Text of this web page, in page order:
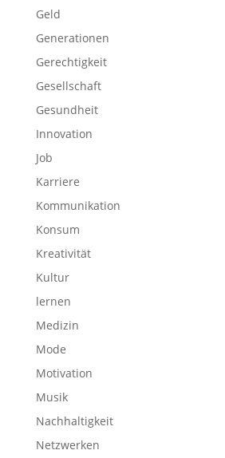
Geld
Generationen
Gerechtigkeit
Gesellschaft
Gesundheit
Innovation
Job
Karriere
Kommunikation
Konsum
Kreativität
Kultur
lernen
Medizin
Mode
Motivation
Musik
Nachhaltigkeit
Netzwerken